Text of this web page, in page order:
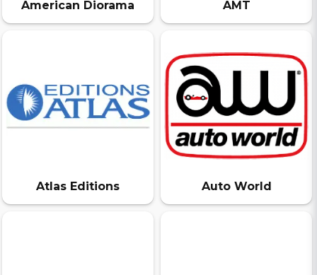
American Diorama AMT
Atlas Editions Auto World